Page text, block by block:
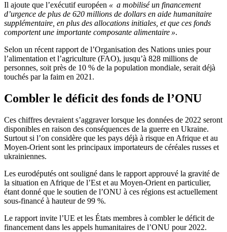
Il ajoute que l’exécutif européen « a mobilisé un financement
d’urgence de plus de 620 millions de dollars en aide humanitaire
supplémentaire, en plus des allocations initiales, et que ces fonds
comportent une importante composante alimentaire ».
Selon un récent rapport de l’Organisation des Nations unies pour
l’alimentation et l’agriculture (FAO), jusqu’à 828 millions de
personnes, soit près de 10 % de la population mondiale, serait déjà
touchés par la faim en 2021.
Combler le déficit des fonds de l’ONU
Ces chiffres devraient s’aggraver lorsque les données de 2022 seront
disponibles en raison des conséquences de la guerre en Ukraine.
Surtout si l’on considère que les pays déjà à risque en Afrique et au
Moyen-Orient sont les principaux importateurs de céréales russes et
ukrainiennes.
Les eurodéputés ont souligné dans le rapport approuvé la gravité de
la situation en Afrique de l’Est et au Moyen-Orient en particulier,
étant donné que le soutien de l’ONU à ces régions est actuellement
sous-financé à hauteur de 99 %.
Le rapport invite l’UE et les États membres à combler le déficit de
financement dans les appels humanitaires de l’ONU pour 2022.